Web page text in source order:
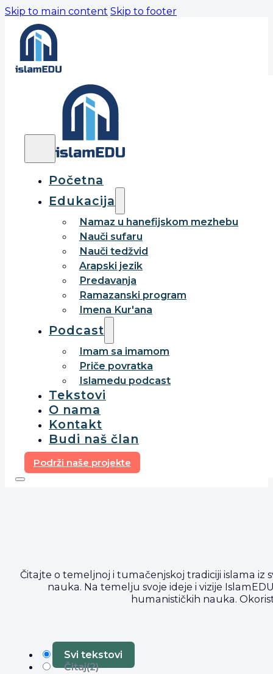
Skip to main content Skip to footer
Početna
Edukacija
Namaz u hanefijskom mezhebu
Nauči sufaru
Nauči tedžvid
Arapski jezik
Predavanja
Ramazanski program
Imena Kur'ana
Podcast
Imam sa imamom
Priče povratka
Islamedu podcast
Tekstovi
O nama
Kontakt
Budi naš član
Podrži naše projekte
Čitajte o temeljnoj i tumačenjskoj tradiciji islama iz
nauka. Na temelju svoje ideje i vizije
humanističkih nauka.
Svi tekstovi
Čitaj(2)